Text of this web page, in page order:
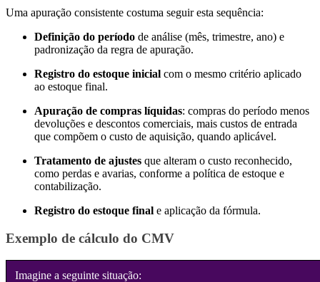
Uma apuração consistente costuma seguir esta sequência:
Definição do período de análise (mês, trimestre, ano) e
padronização da regra de apuração.
Registro do estoque inicial com o mesmo critério aplicado
ao estoque final.
Apuração de compras líquidas: compras do período menos
devoluções e descontos comerciais, mais custos de entrada
que compõem o custo de aquisição, quando aplicável.
Tratamento de ajustes que alteram o custo reconhecido,
como perdas e avarias, conforme a política de estoque e
contabilização.
Registro do estoque final e aplicação da fórmula.
Exemplo de cálculo do CMV
Imagine a seguinte situação: